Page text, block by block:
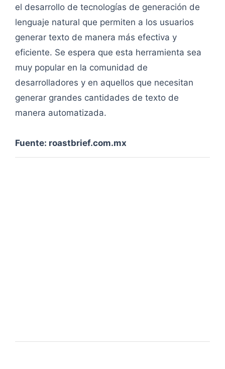
el desarrollo de tecnologías de generación de
lenguaje natural que permiten a los usuarios
generar texto de manera más efectiva y
eficiente. Se espera que esta herramienta sea
muy popular en la comunidad de
desarrolladores y en aquellos que necesitan
generar grandes cantidades de texto de
manera automatizada.
Fuente: roastbrief.com.mx